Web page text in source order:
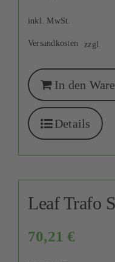
inkl. MwSt.
zzgl.
Versandkosten
In den
Details
Leaf Trafo
70,21€